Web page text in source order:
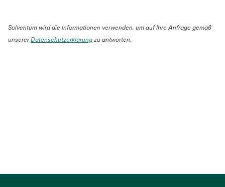
Solventum wird die Informationen verwenden, um auf Ihre Anfrage gemäß
unsererDatenschutzerklärung zu antworten.